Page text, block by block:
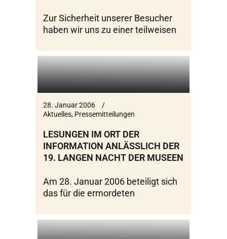
Zur Sicherheit unserer Besucher
haben wir uns zu einer teilweisen
28. Januar 2006
Aktuelles, Pressemitteilungen
LESUNGEN IM ORT DER
INFORMATION ANLÄSSLICH DER 1
9. LANGEN NACHT DER MUSEEN
Am 28. Januar 2006 beteiligt sich
das für die ermordeten